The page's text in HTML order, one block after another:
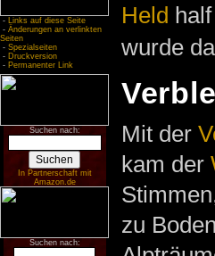
- Links auf diese Seite
- Änderungen an verlinkten
Seiten
- Spezialseiten
- Druckversion
- Permanenter Link
Suchen nach:
In Partnerschaft mit
Amazon.de
Suchen nach:
Held
wurde
Mit der
kam der
zu